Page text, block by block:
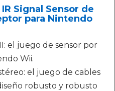
Signal Sensor de
para Nintendo
el juego de sensor por
Wii.
el juego de cables
robusto y robusto